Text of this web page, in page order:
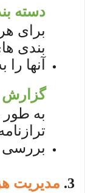
دسته
برای
بندی
آنها
گزارش
به
بررسی
3. مدیریت